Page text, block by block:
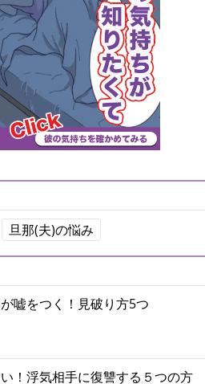
旦那(夫)の悩み
嘘をつく！見破り方5つ
！浮気相手に復讐する５つの方